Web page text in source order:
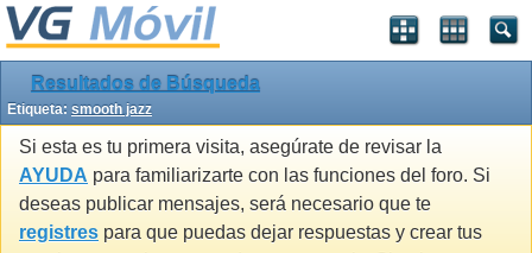
Resultados de Búsqueda
Etiqueta: smooth jazz
Si esta es tu primera visita, asegúrate de revisar la
AYUDA para familiarizarte con las funciones del foro. Si
deseas publicar mensajes, será necesario que te
registres para que puedas dejar respuestas y crear tus